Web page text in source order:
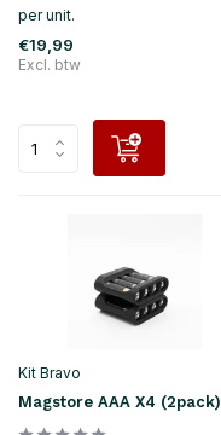
per unit.
€19,99
Excl. btw
Kit Bravo
Magstore AAA X4 (2pack)